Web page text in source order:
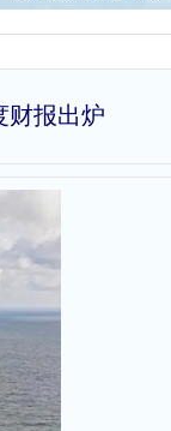
财报出炉